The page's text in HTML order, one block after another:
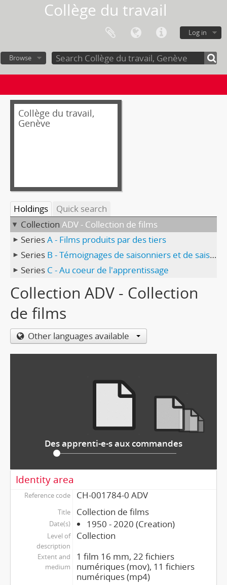
Collège du travail
Log in
Browse
Collège du travail,
Genève
Holdings
Quick search
Collection ADV - Collection de films
SeriesA - Films produits par des tiers
Series B - Témoignages de saisonniers et de saisonnières
Series C - Au coeur de l'apprentissage
Collection ADV - Collection
de films
Other languages available
Des apprenti-e-s aux commandes
Identity area
Reference code CH-001784-0 ADV
Title Collection de films
Date(s) 1950 - 2020 (Creation)
Level of
description
Collection
Extent and
medium
1 film 16 mm, 22 fichiers
numériques (mov), 11 fichiers
numériques (mp4)